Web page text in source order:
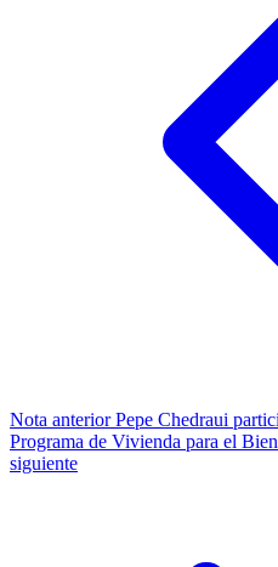
Nota anteriorPepe Chedraui
Programa de Vivienda para el
siguiente